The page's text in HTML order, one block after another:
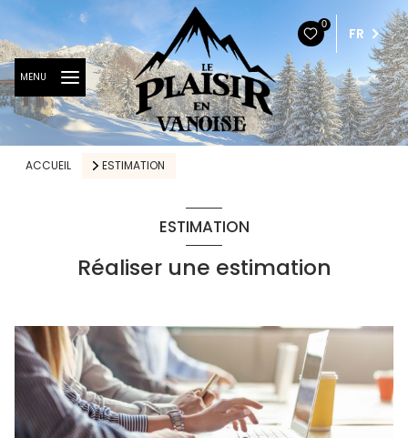
0
FR
MENU
ACCUEIL ESTIMATION
ESTIMATION
Réaliser une estimation